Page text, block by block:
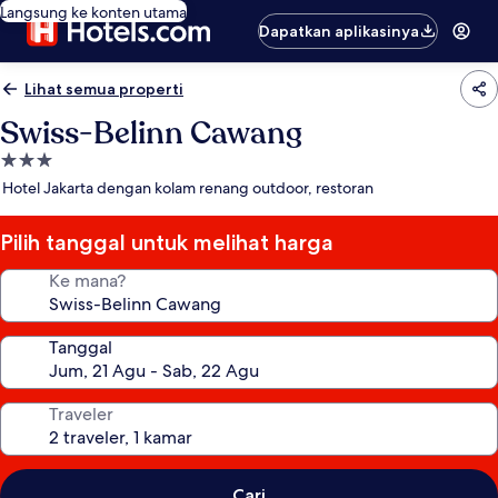
Langsung ke konten utama
Dapatkan aplikasinya
Lihat semua properti
Swiss-Belinn Cawang
Properti
bintang
Hotel Jakarta dengan kolam renang outdoor, restoran
Pilih tanggal untuk melihat harga
Ke mana?
Tanggal
Traveler